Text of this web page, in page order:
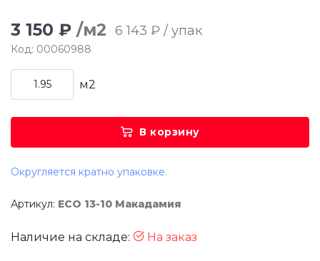
3 150 ₽ /м2 6 143 ₽ / упак
Код: 00060988
м2
В корзину
Округляется кратно упаковке.
Артикул: ECO 13-10 Макадамия
Наличие на складе: На заказ